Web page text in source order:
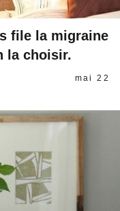
file la migraine
la choisir.
mai 22